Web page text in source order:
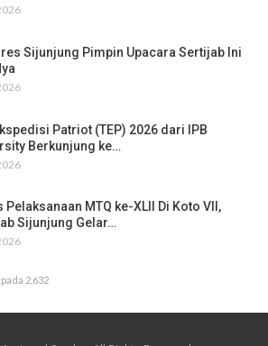
Sijunjung Pimpin Upacara Sertijab Ini
Patriot (TEP) 2026 dari IPB
Berkunjung ke…
Pelaksanaan MTQ ke-XLII Di Koto VII,
Sijunjung Gelar…
2,632